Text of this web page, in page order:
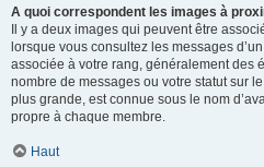
A quoi correspondent les images à
Il y a deux images qui peuvent être
lorsque vous consultez les messages
associée à votre rang, généralement des
nombre de messages ou votre statut sur
plus grande, est connue sous le nom
propre à chaque membre.
Haut